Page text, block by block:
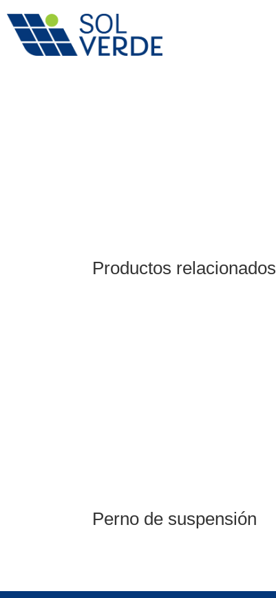
Productos relacionados
Perno de suspensión